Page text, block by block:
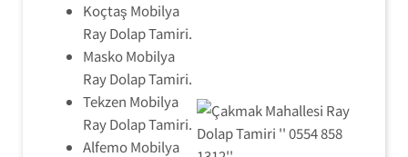
Koçtaş Mobilya
Ray Dolap Tamiri.
Masko Mobilya
Ray Dolap Tamiri.
Tekzen Mobilya
Ray Dolap Tamiri.
Alfemo Mobilya